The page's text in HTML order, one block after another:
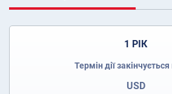
1 РІК
Термін дії
USD